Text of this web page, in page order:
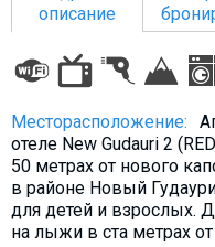
описание
Месторасположение:
отеле New Gudauri 2
50 метрах от нового
в районе Новый
для детей и взрослых.
на лыжи в ста метрах
Казбеги
ГРУЗИЯ
О Грузии
Визы и
Что пить?
Деньги